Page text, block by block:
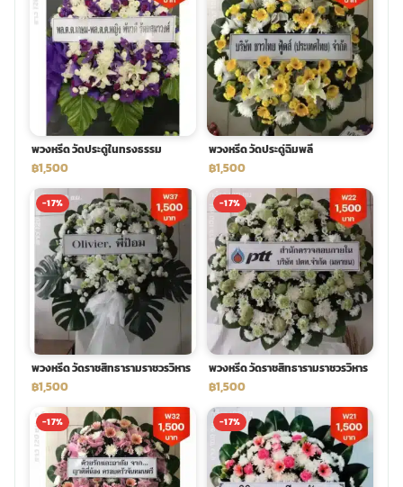
ร้านดอกไม้งานศพ ใกล้ฉัน
ดอกไม้งานศพ ราคาถูก
จัดดอกไม้งานศพ ราคา
ดอกไม้งานศพ ออนไลน์
พวงดอกไม้งานศพ
tpdecorate ปูพื้น
ส่งพวงหรีด ด่วน กรุงเทพ
ร้านพวงหรีด กรุงเทพ ส่งฟรี
พวงหรีด ปากคลองตลาด ราคา
มรุ ส่งด่วน
น้าเมรุ กรุงเทพ
พวงหรีด วัดประดู่ในทรงธรรม
฿1,500
พวงหรีด วัดประดู่ฉิมพลี
฿1,500
-17%
พวงหรีด วัดราชสิทธารามราชวรวิหาร
฿1,500
-17%
พวงหรีด วัดราชสิทธารามราชวรวิหาร
฿1,500
-17% -17%